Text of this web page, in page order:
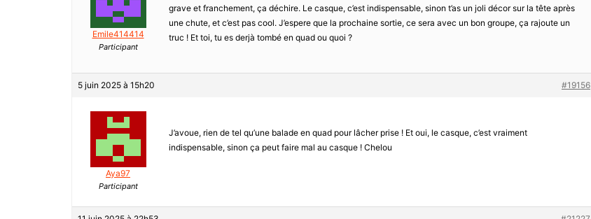
Emile414414
Participant
grave et franchement, ça déchire. Le casque, c’est indispensable, sinon t’as un joli décor sur la tête après
une chute, et c’est pas cool. J’espere que la prochaine sortie, ce sera avec un bon groupe, ça rajoute un
truc ! Et toi, tu es derjà tombé en quad ou quoi ?
5 juin 2025 à 15h20 #19156
Aya97
Participant
J’avoue, rien de tel qu’une balade en quad pour lâcher prise ! Et oui, le casque, c’est vraiment
indispensable, sinon ça peut faire mal au casque ! Chelou